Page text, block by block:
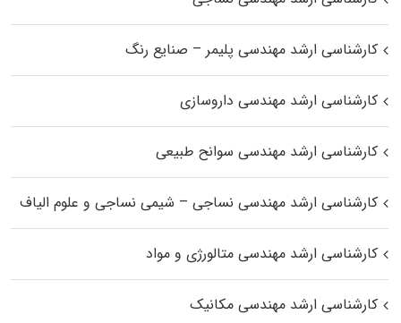
کارشناسی ارشد مهندسی پلیمر – صنایع رنگ
کارشناسی ارشد مهندسی داروسازی
کارشناسی ارشد مهندسی سوانح طبیعی
کارشناسی ارشد مهندسی نساجی – شیمی نساجی و علوم الیاف
کارشناسی ارشد مهندسی متالورژی و مواد
کارشناسی ارشد مهندسی مکانیک